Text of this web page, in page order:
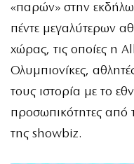
«παρών» στην
πέντε μεγαλύτερων
χώρας, τις οποίες η
Ολυμπιονίκες,
τους ιστορία με το
προσωπικότητες από
της showbiz.